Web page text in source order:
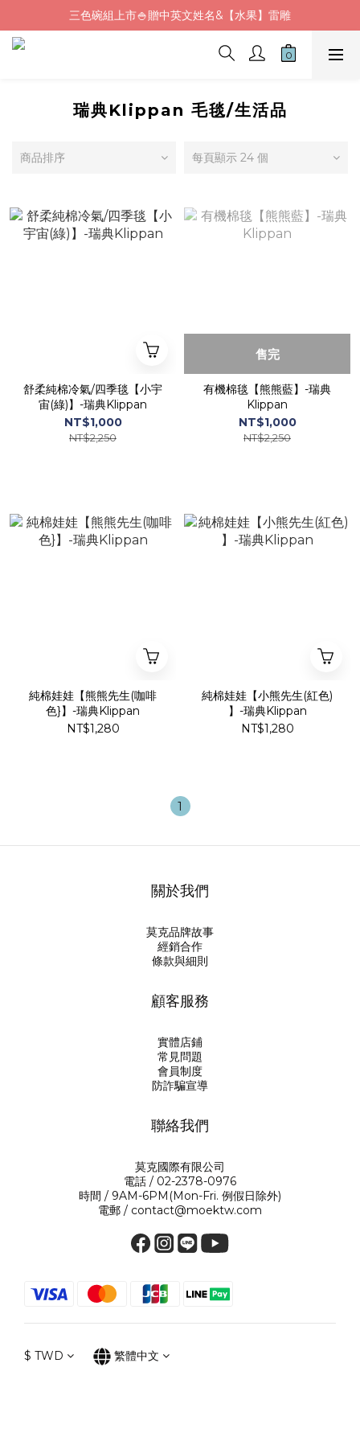
Fluf午餐袋✨新品上市92折+贈繡字
三色碗組上市🍚贈中英文姓名&【水果】雷雕
🦉韓國小眾包包品牌5折
瑞典Klippan 毛毯/生活品
商品排序 每頁顯示 24 個
舒柔純棉冷氣/四季毯【小宇
宙(綠)】-瑞典Klippan
NT$1,000
NT$2,250
售完
有機棉毯【熊熊藍】-瑞典
Klippan
NT$1,000
NT$2,250
純棉娃娃【熊熊先生(咖啡
色}】-瑞典Klippan
NT$1,280
純棉娃娃【小熊先生(紅色)
】-瑞典Klippan
NT$1,280
1
關於我們
莫克品牌故事
經銷合作
條款與細則
顧客服務
實體店鋪
常見問題
會員制度
防詐騙宣導
聯絡我們
莫克國際有限公司
電話 / 02-2378-0976
時間 / 9AM-6PM(Mon-Fri. 例假日除外)
電郵 / contact@moektw.com
$ TWD 繁體中文